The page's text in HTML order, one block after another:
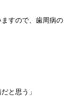
すので、歯周病の
と思う」